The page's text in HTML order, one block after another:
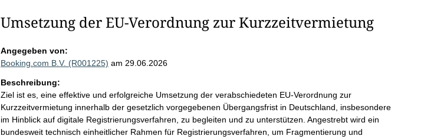
Umsetzung der EU-Verordnung zur Kurzzeitvermietung
Angegeben von:
Booking.com B.V. (R001225) am 29.06.2026
Beschreibung:
Ziel ist es, eine effektive und erfolgreiche Umsetzung der verabschiedeten EU-Verordnung zur
Kurzzeitvermietung innerhalb der gesetzlich vorgegebenen Übergangsfrist in Deutschland, insbesondere
im Hinblick auf digitale Registrierungsverfahren, zu begleiten und zu unterstützen. Angestrebt wird ein
bundesweit technisch einheitlicher Rahmen für Registrierungsverfahren, um Fragmentierung und